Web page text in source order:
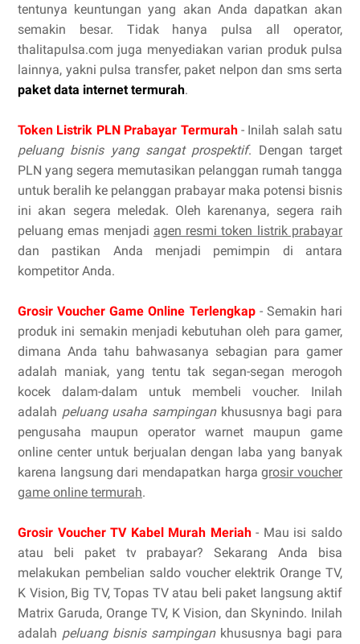
tentunya keuntungan yang akan Anda dapatkan akan
semakin besar. Tidak hanya pulsa all operator,
thalitapulsa.com juga menyediakan varian produk pulsa
lainnya, yakni pulsa transfer, paket nelpon dan sms serta
paket data internet termurah.
Token Listrik PLN Prabayar Termurah- Inilah salah satu
peluang bisnis yang sangat prospektif. Dengan target
PLN yang segera memutasikan pelanggan rumah tangga
untuk beralih ke pelanggan prabayar maka potensi bisnis
ini akan segera meledak. Oleh karenanya, segera raih
peluang emas menjadi agen resmi token listrik prabayar
dan pastikan Anda menjadi pemimpin di antara
kompetitor Anda.
Grosir Voucher Game Online Terlengkap- Semakin hari
produk ini semakin menjadi kebutuhan oleh para gamer,
dimana Anda tahu bahwasanya sebagian para gamer
adalah maniak, yang tentu tak segan-segan merogoh
kocek dalam-dalam untuk membeli voucher. Inilah
adalah peluang usaha sampingankhususnya bagi para
pengusaha maupun operator warnet maupun game
online center untuk berjualan dengan laba yang banyak
karena langsung dari mendapatkan hargagrosir voucher
game online termurah.
Grosir Voucher TV Kabel Murah Meriah- Mau isi saldo
atau beli paket tv prabayar? Sekarang Anda bisa
melakukan pembelian saldo voucher elektrik Orange TV,
K Vision, Big TV, Topas TV atau beli paket langsung aktif
Matrix Garuda, Orange TV, K Vision, dan Skynindo. Inilah
adalah peluang bisnis sampingankhususnya bagi para